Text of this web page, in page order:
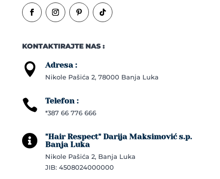
KONTAKTIRAJTE NAS :
 Adresa :
Nikole Pašića 2, 78000 Banja Luka
 Telefon :
*387 66 776 666

"Hair Respect" Darija Maksimović s.p.
Banja Luka
Nikole Pašića 2, Banja Luka
JIB: 4508024000000